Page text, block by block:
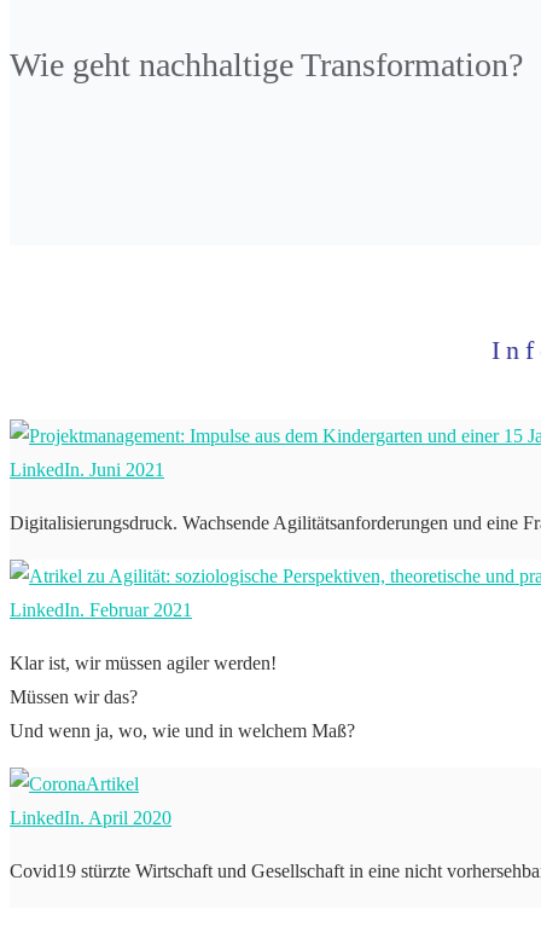
Wie geht nachhaltige Transformation?
LinkedIn. Juni 2021
Digitalisierungsdruck. Wachsende Agilitätsanforderungen und eine
LinkedIn. Februar 2021
Klar ist, wir müssen agiler werden!
Müssen wir das?
Und wenn ja, wo, wie und in welchem Maß?
LinkedIn. April 2020
Covid19 stürzte Wirtschaft und Gesellschaft in eine nicht